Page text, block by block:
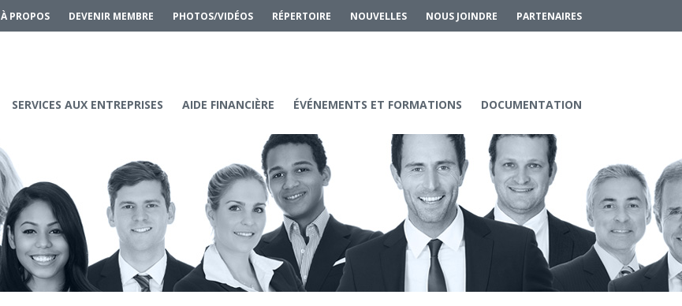
À PROPOS DEVENIR MEMBRE PHOTOS/VIDÉOS RÉPERTOIRE NOUVELLES NOUS JOINDRE PARTENAIRES
SERVICES AUX ENTREPRISES AIDE FINANCIÈRE ÉVÉNEMENTS ET FORMATIONS DOCUMENTATION